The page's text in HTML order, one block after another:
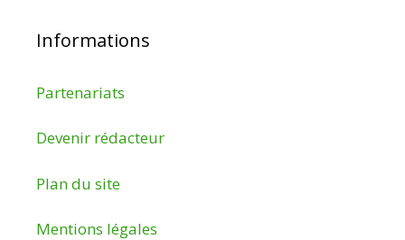
Informations
Partenariats
Devenir rédacteur
Plan du site
Mentions légales